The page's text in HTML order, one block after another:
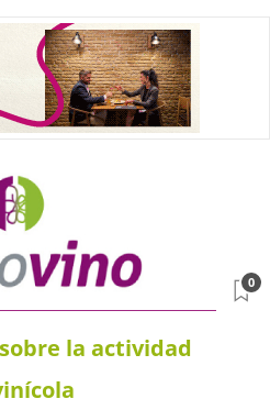
la actividad
0